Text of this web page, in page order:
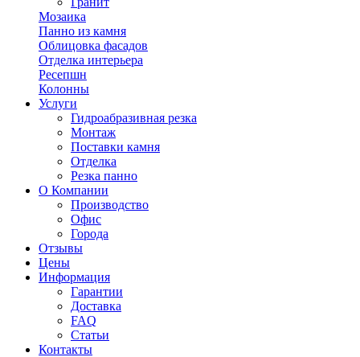
Мозаика
Панно из камня
Облицовка фасадов
Отделка интерьера
Ресепшн
Колонны
Услуги
Гидроабразивная резка
Монтаж
Поставки камня
Отделка
Резка панно
О Компании
Производство
Офис
Города
Отзывы
Цены
Информация
Гарантии
Доставка
FAQ
Статьи
Контакты